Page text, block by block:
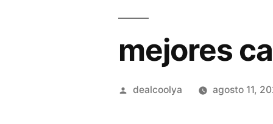
mejores
Publicado
dealcoolya agosto 11,